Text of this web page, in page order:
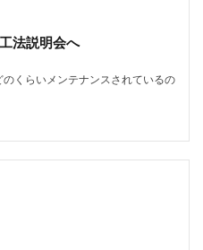
法説明会へ
くらいメンテナンスされているの